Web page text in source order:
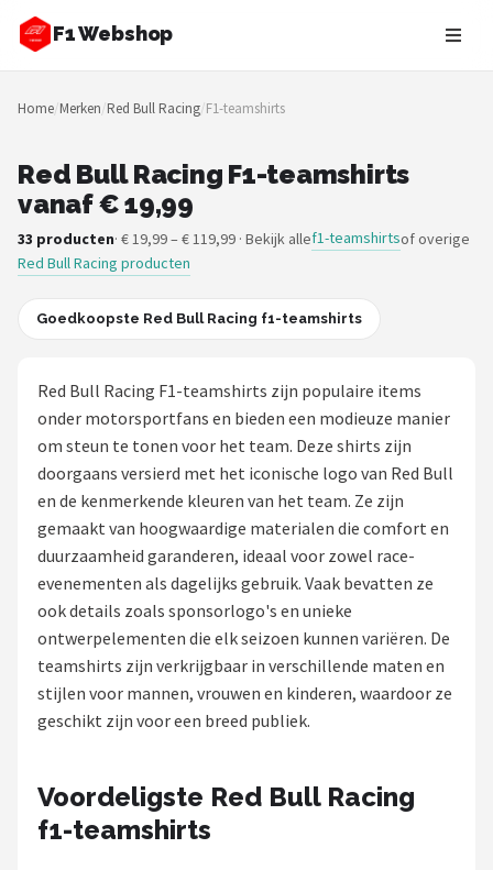
F1 Webshop
Zoeken
NAVIGATIE
Merken
Blog
Drivers
Tracks
Racestoelen
Racesturen
Shop
POPULAIRE MERKEN
Sparco
Red Bull Racing
Carrera
Home/Merken/Red Bull Racing/F1-teamshirts
Red Bull Racing F1-teamshirts
vanaf € 19,99
33 producten· € 19,99 – € 119,99 · Bekijk allef1-teamshirtsof overige
Red Bull Racing producten
Goedkoopste Red Bull Racing f1-teamshirts
Red Bull Racing F1-teamshirts zijn populaire items
onder motorsportfans en bieden een modieuze manier
om steun te tonen voor het team. Deze shirts zijn
doorgaans versierd met het iconische logo van Red Bull
en de kenmerkende kleuren van het team. Ze zijn
gemaakt van hoogwaardige materialen die comfort en
duurzaamheid garanderen, ideaal voor zowel race-
evenementen als dagelijks gebruik. Vaak bevatten ze
ook details zoals sponsorlogo's en unieke
ontwerpelementen die elk seizoen kunnen variëren. De
teamshirts zijn verkrijgbaar in verschillende maten en
stijlen voor mannen, vrouwen en kinderen, waardoor ze
geschikt zijn voor een breed publiek.
Voordeligste Red Bull Racing
f1-teamshirts